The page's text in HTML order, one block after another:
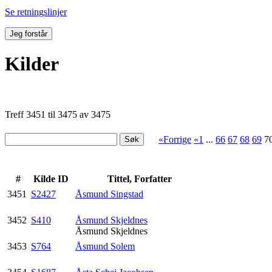
Se retningslinjer
Jeg forstår
Kilder
Treff 3451 til 3475 av 3475
«Forrige «1 66 67 68 69
# Kilde ID
Tittel, Forfatter
3451
S2427 Åsmund Singstad
3452 S410
Åsmund Skjeldnes
Åsmund Skjeldnes
3453 S764 Åsmund Solem